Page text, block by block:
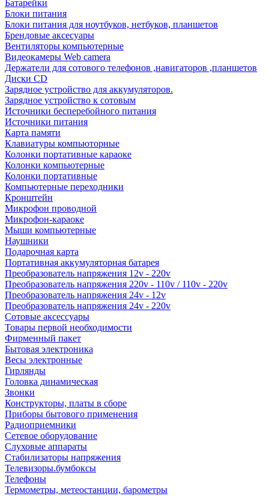
Батарейки
Блоки питания
Блоки питания для ноутбуков, нетбуков, планшетов
Брендовые аксесуары
Вентиляторы компьютерные
Видеокамеры Web camera
Держатели для сотового телефонов ,навигаторов ,планшетов
Диски CD
Зарядное устройство для аккумуляторов.
Зарядное устройство к сотовым
Источники бесперебойного питания
Источники питания
Карта памяти
Клавиатуры компьюторные
Колонки портативные караоке
Колонки компьютерные
Колонки портативные
Компьютерные переходники
Кронштейн
Микрофон проводной
Микрофон-караоке
Мыши компьютерные
Наушники
Подарочная карта
Портативная аккумуляторная батарея
Преобразователь напряжения 12v - 220v
Преобразователь напряжения 220v - 110v / 110v - 220v
Преобразователь напряжения 24v - 12v
Преобразователь напряжения 24v - 220v
Сотовые аксессуары
Товары первой необходимости
Фирменный пакет
Бытовая электроника
Весы электронные
Гирлянды
Головка динамическая
Звонки
Конструкторы, платы в сборе
Приборы бытового применения
Радиоприемники
Сетевое оборудование
Слуховые аппараты
Стабилизаторы напряжения
Телевизоры.бумбоксы
Телефоны
Термометры, метеостанции, барометры